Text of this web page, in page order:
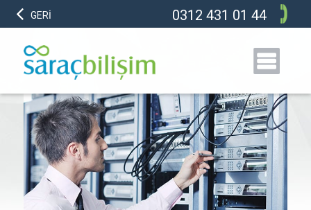
GERİ 0312 431 01 44